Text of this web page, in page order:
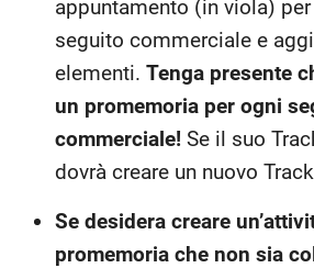
appuntamento (in viola)
seguito commerciale e
elementi. Tenga presente
un promemoria per ogni
commerciale! Se il suo
dovrà creare un nuovo
Se desidera creare
promemoria che non sia